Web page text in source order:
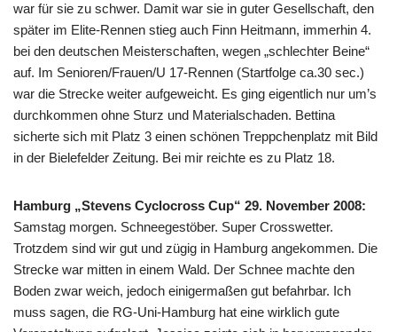
war für sie zu schwer. Damit war sie in guter Gesellschaft, den
später im Elite-Rennen stieg auch Finn Heitmann, immerhin 4.
bei den deutschen Meisterschaften, wegen „schlechter Beine“
auf. Im Senioren/Frauen/U 17-Rennen (Startfolge ca.30 sec.)
war die Strecke weiter aufgeweicht. Es ging eigentlich nur um’s
durchkommen ohne Sturz und Materialschaden. Bettina
sicherte sich mit Platz 3 einen schönen Treppchenplatz mit Bild
in der Bielefelder Zeitung. Bei mir reichte es zu Platz 18.
Hamburg „Stevens Cyclocross Cup“ 29. November 2008:
Samstag morgen. Schneegestöber. Super Crosswetter.
Trotzdem sind wir gut und zügig in Hamburg angekommen. Die
Strecke war mitten in einem Wald. Der Schnee machte den
Boden zwar weich, jedoch einigermaßen gut befahrbar. Ich
muss sagen, die RG-Uni-Hamburg hat eine wirklich gute